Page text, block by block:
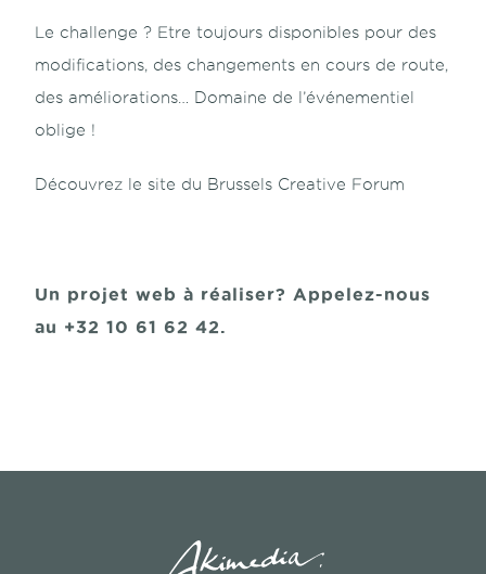
Le challenge ? Etre toujours disponibles pour des
modifications, des changements en cours de route,
des améliorations… Domaine de l’événementiel
oblige !
Découvrez le site du Brussels Creative Forum
Un projet web à réaliser? Appelez-nous
au +32 10 61 62 42.